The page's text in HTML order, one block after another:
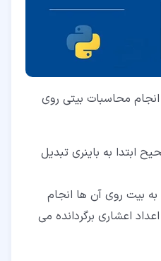
انجام محاسبات بیتی روی
ابتدا به باینری تبدیل
بیت روی آن ها انجام
اعشاری برگردانده می